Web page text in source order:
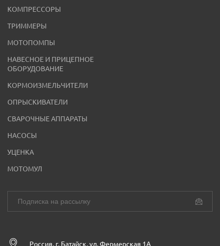
КОМПРЕССОРЫ
ТРИММЕРЫ
МОТОПОМПЫ
НАВЕСНОЕ И ПРИЦЕПНОЕ
ОБОРУДОВАНИЕ
КОРМОИЗМЕЛЬЧИТЕЛИ
ОПРЫСКИВАТЕЛИ
СВАРОЧНЫЕ АППАРАТЫ
НАСОСЫ
УЦЕНКА
МОТОМУЛ
Россия, г. Батайск, ул. Фермерская 1А